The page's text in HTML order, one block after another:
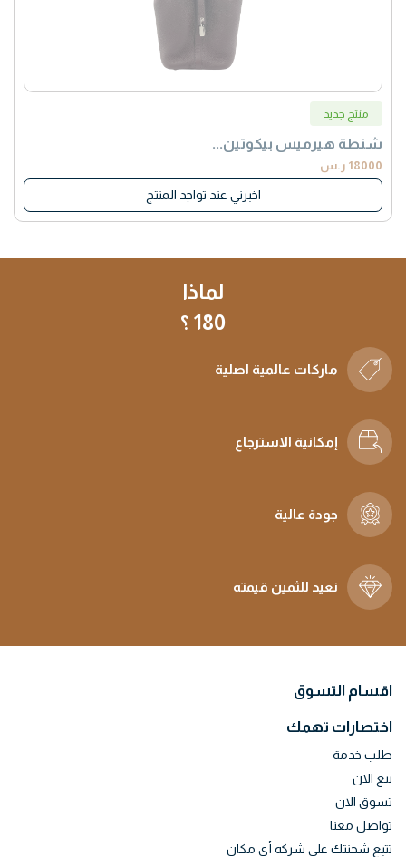
منتج جديد
شنطة هيرميس بيكوتين...
18000 ر.س
اخبرني عند تواجد المنتج
لماذا
180 ؟
ماركات عالمية اصلية
إمكانية الاسترجاع
جودة عالية
نعيد للثمين قيمته
اقسام التسوق
اختصارات تهمك
طلب خدمة
بيع الان
تسوق الان
تواصل معنا
تتبع شحنتك علي شركه أي مكان